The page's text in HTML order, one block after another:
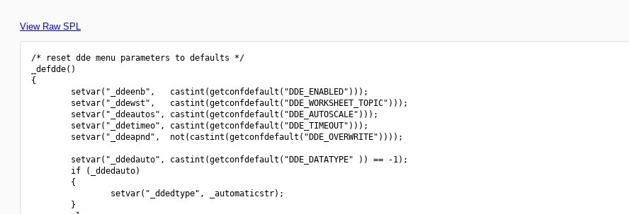
View Raw SPL
/* reset dde menu parameters to defaults */
_defdde()
{
        setvar("_ddeenb",   castint(getconfdefault("DDE_ENABLED")));
        setvar("_ddewst",   castint(getconfdefault("DDE_WORKSHEET_TOPIC")));
        setvar("_ddeautos", castint(getconfdefault("DDE_AUTOSCALE")));
        setvar("_ddetimeo", castint(getconfdefault("DDE_TIMEOUT")));
        setvar("_ddeapnd",  not(castint(getconfdefault("DDE_OVERWRITE"))));
        setvar("_ddedauto", castint(getconfdefault("DDE_DATATYPE" )) == -1);
        if (_ddedauto)
        {
                setvar("_ddedtype", _automaticstr);
        }